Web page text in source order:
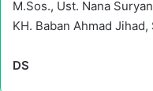
M.Sos., Ust. Nana
KH. Baban Ahmad Jihad,
DS